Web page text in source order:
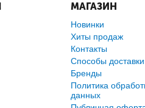
МАГАЗИН
Новинки
Хиты продаж
Контакты
Способы доставки
Бренды
Политика
данных